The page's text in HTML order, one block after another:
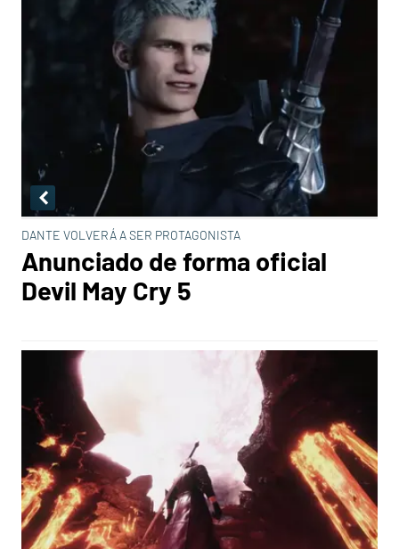
DANTE VOLVERÁ A SER PROTAGONISTA
Anunciado de forma oficial
Devil May Cry 5